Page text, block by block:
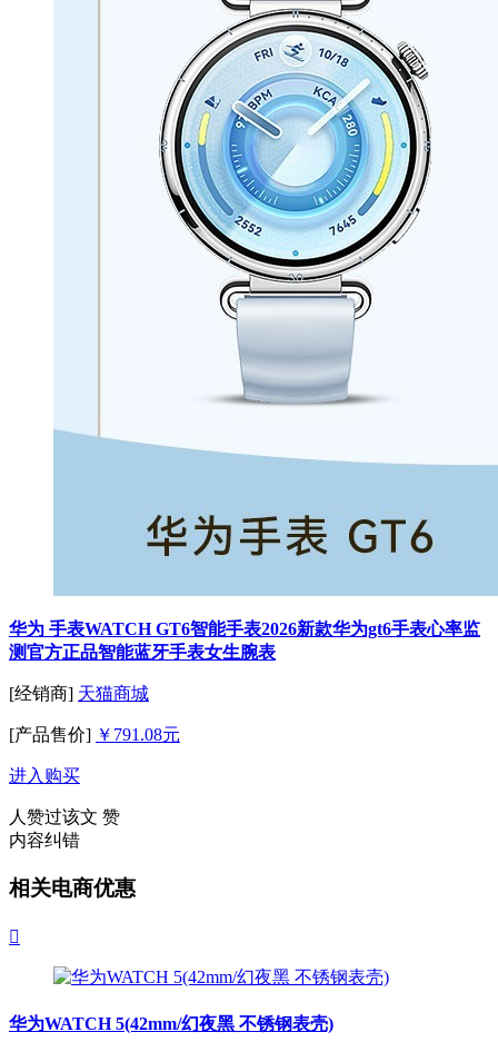
华为 手表WATCH GT6智能手表2026新款华为gt6手表心率监
测官方正品智能蓝牙手表女生腕表
[经销商] 天猫商城
[产品售价] ￥791.08元
进入购买
人赞过该文 赞
内容纠错
相关电商优惠

华为WATCH 5(42mm/幻夜黑 不锈钢表壳)